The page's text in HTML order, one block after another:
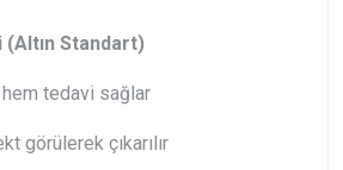
Standart)
hem tedavi sağlar
görülerek çıkarılır